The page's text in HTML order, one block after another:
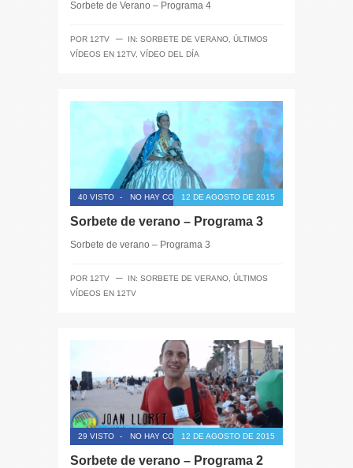
Sorbete de Verano – Programa 4
POR 12TV ─ IN: SORBETE DE VERANO ÚLTIMOS
VÍDEOS EN 12TV, VÍDEO DEL DÍA
40 VISTO - NO HAY COMENTARIOS12 DE AGOSTO DE 2015
Sorbete de verano – Programa 3
Sorbete de verano – Programa 3
POR 12TV ─ IN: SORBETE DE VERANO ÚLTIMOS
VÍDEOS EN 12TV
29 VISTO - NO HAY COMENTARIOS12 DE AGOSTO DE 2015
Sorbete de verano – Programa 2